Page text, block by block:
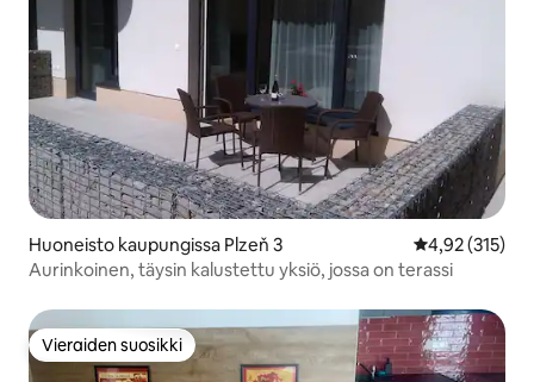
Huoneisto kaupungissa Plzeň 3
4,92 (315)
Aurinkoinen, täysin kalustettu yksiö, jossa on terassi
Vieraiden suosikki
Vieraiden suosikki